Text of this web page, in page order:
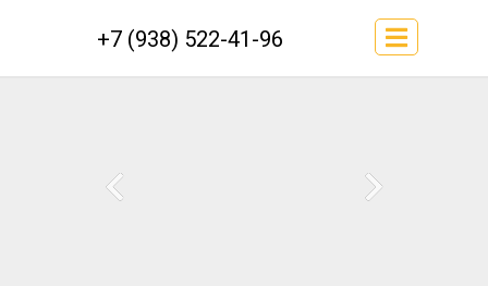
+7 (938) 522-41-96